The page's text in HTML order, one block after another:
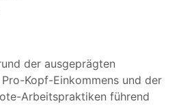
der ausgeprägten
Kopf-Einkommens und der
Arbeitspraktiken führend